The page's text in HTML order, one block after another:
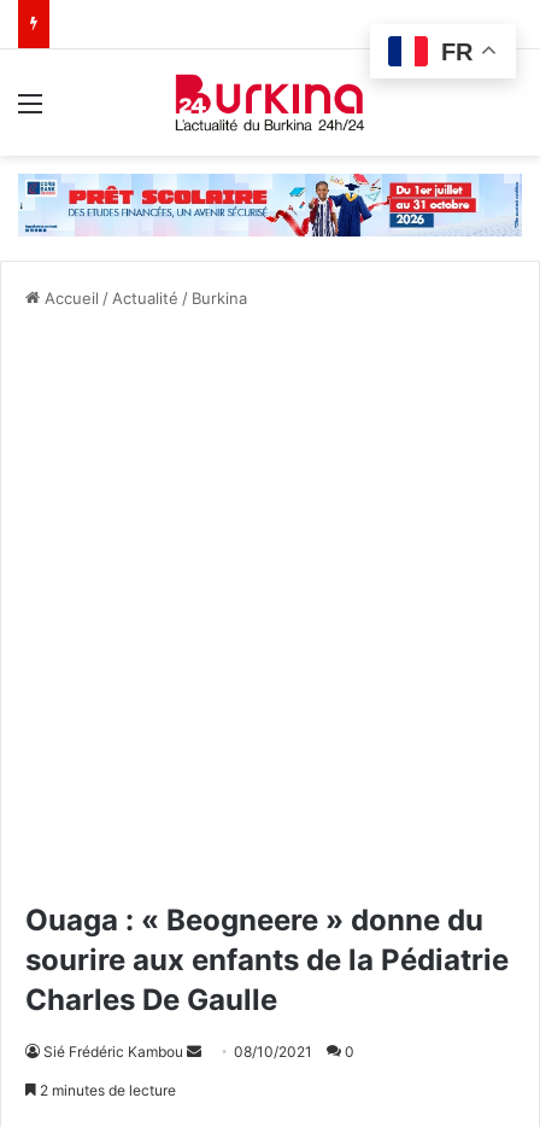
Accueil / Actualité / Burkina
Ouaga : « Beogneere » donne du
sourire aux enfants de la Pédiatrie
Charles De Gaulle
Sié Frédéric Kambou 08/10/2021 0
2 minutes de lecture
FR